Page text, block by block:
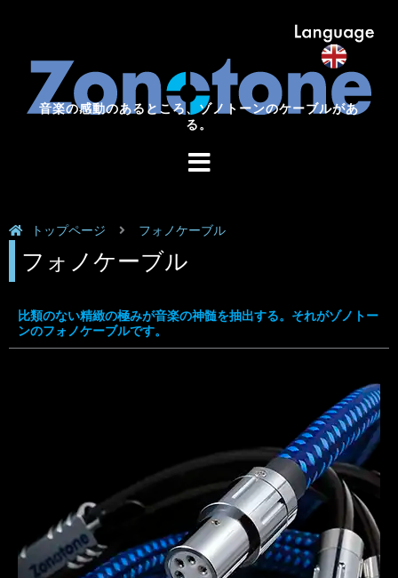
音楽の感動のあるところ、ゾノトーンのケーブルがあ
る。
音楽の感動のあるところ、
ゾノトーンのケーブルがある。
トップページ フォノケーブル
フォノケーブル
比類のない精緻の極みが音楽の神髄を抽出する。それがゾノトー
ンのフォノケーブルです。